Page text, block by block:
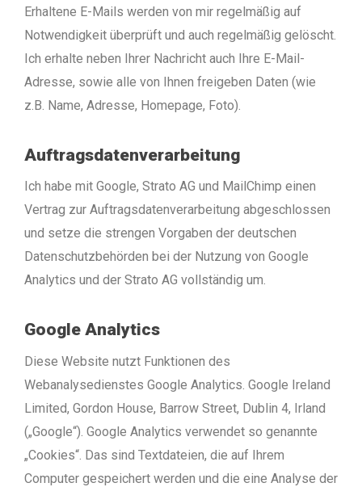
Erhaltene E-Mails werden von mir regelmäßig auf
Notwendigkeit überprüft und auch regelmäßig gelöscht.
Ich erhalte neben Ihrer Nachricht auch Ihre E-Mail-
Adresse, sowie alle von Ihnen freigeben Daten (wie
z.B. Name, Adresse, Homepage, Foto).
Auftragsdatenverarbeitung
Ich habe mit Google, Strato AG und MailChimp einen
Vertrag zur Auftragsdatenverarbeitung abgeschlossen
und setze die strengen Vorgaben der deutschen
Datenschutzbehörden bei der Nutzung von Google
Analytics und der Strato AG vollständig um.
Google Analytics
Diese Website nutzt Funktionen des
Webanalysedienstes Google Analytics. Google Ireland
Limited, Gordon House, Barrow Street, Dublin 4, Irland
(„Google“). Google Analytics verwendet so genannte
„Cookies“. Das sind Textdateien, die auf Ihrem
Computer gespeichert werden und die eine Analyse der